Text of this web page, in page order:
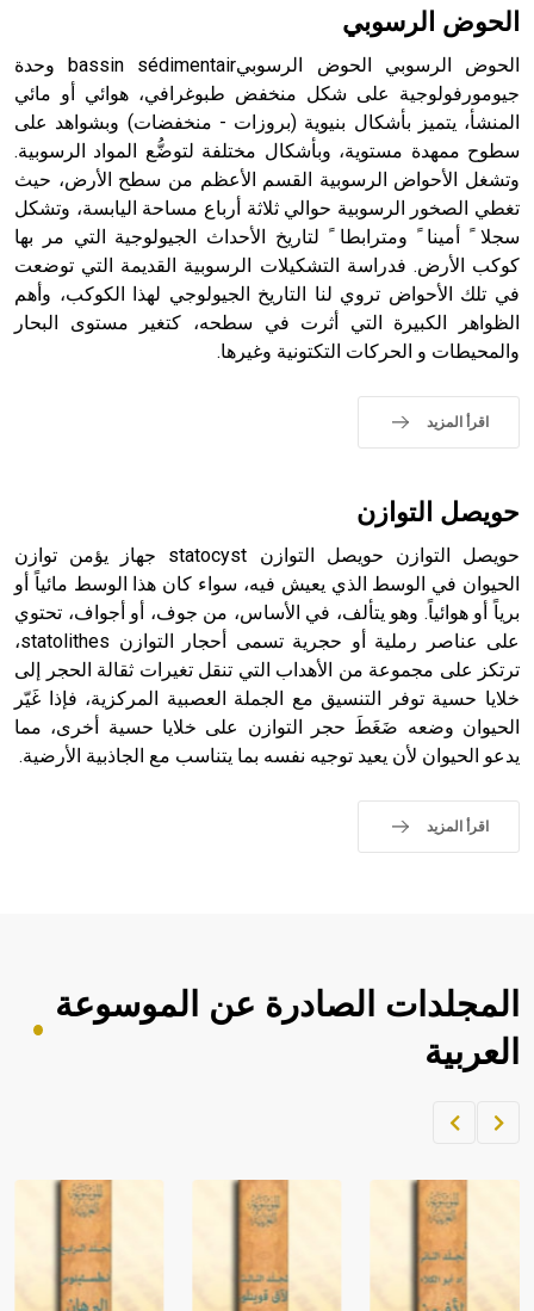
- هل تعلم أن أبجر Abgar اسم معروف جيداً يعود إلى عدد من
الملوك الذين حكموا مدينة إديسا (الرها) من أبجر الأول وحتى
التاسع، وهم ينتسبون إلى أسرة أوسروين
- هل تعلم أن الأبجدية الكنعانية تتألف من /22/ علامة كتابية
sign تكتب منفصلة غير متصلة، وتعتمد المبدأ الأكوروفوني،
حيث تقتصر القيمة الصوتية للعلامة الك
الحوض الرسوبي
الحوض الرسوبي الحوض الرسوبيbassin sédimentair وحدة
جيومورفولوجية على شكل منخفض طبوغرافي، هوائي أو مائي
المنشأ، يتميز بأشكال بنيوية (بروزات - منخفضات) وبشواهد على
سطوح ممهدة مستوية، وبأشكال مختلفة لتوضُّع المواد الرسوبية.
وتشغل الأحواض الرسوبية القسم الأعظم من سطح الأرض، حيث
تغطي الصخور الرسوبية حوالي ثلاثة أرباع مساحة اليابسة، وتشكل
سجلا ً أمينا ً ومترابطا ً لتاريخ الأحداث الجيولوجية التي مر بها
كوكب الأرض. فدراسة التشكيلات الرسوبية القديمة التي توضعت
في تلك الأحواض تروي لنا التاريخ الجيولوجي لهذا الكوكب، وأهم
الظواهر الكبيرة التي أثرت في سطحه، كتغير مستوى البحار
والمحيطات و الحركات التكتونية وغيرها.
اقرأ المزيد
حويصل التوازن
حويصل التوازن حويصل التوازن statocyst جهاز يؤمن توازن
الحيوان في الوسط الذي يعيش فيه، سواء كان هذا الوسط مائياً أو
برياً أو هوائياً. وهو يتألف، في الأساس، من جوف، أو أجواف، تحتوي
على عناصر رملية أو حجرية تسمى أحجار التوازن statolithes،
ترتكز على مجموعة من الأهداب التي تنقل تغيرات ثقالة الحجر إلى
خلايا حسية توفر التنسيق مع الجملة العصبية المركزية، فإذا غَيّر
الحيوان وضعه ضَغَطَ حجر التوازن على خلايا حسية أخرى، مما
يدعو الحيوان لأن يعيد توجيه نفسه بما يتناسب مع الجاذبية الأرضية.
اقرأ المزيد
المجلدات الصادرة عن الموسوعة
العربية